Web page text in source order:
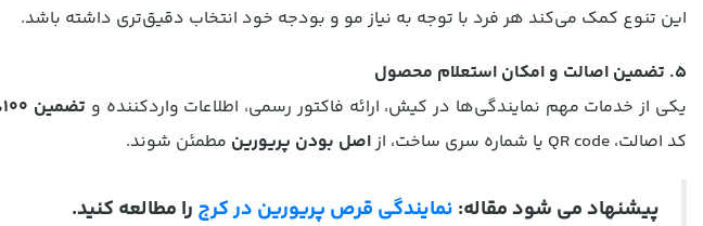
این تنوع کمک می‌کند هر فرد با توجه به نیاز مو و بودجه خود انتخاب دقیق‌تری داشته باشد.
5. تضمین اصالت و امکان استعلام محصول
یکی از خدمات مهم نمایندگی‌ها در کیش، ارائه فاکتور رسمی، اطلاعات واردکننده و تضمین ۱۰۰٪ اصالت کالا
کد اصالت، QR code یا شماره سری ساخت، از
اصل بودن پریورین مطمئن شوند.
پیشنهاد می شود مقاله: نمایندگی قرص پریورین در کرج را مطالعه کنید.